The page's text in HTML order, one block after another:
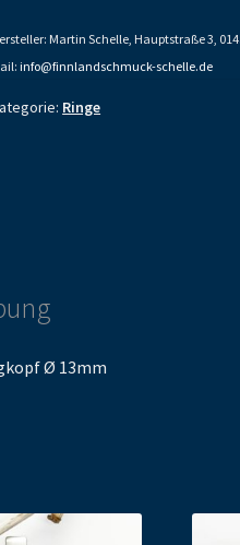
Martin Schelle, Hauptstraße 3,
info@finnlandschmuck-schelle.de
Ringe
Ø 13mm